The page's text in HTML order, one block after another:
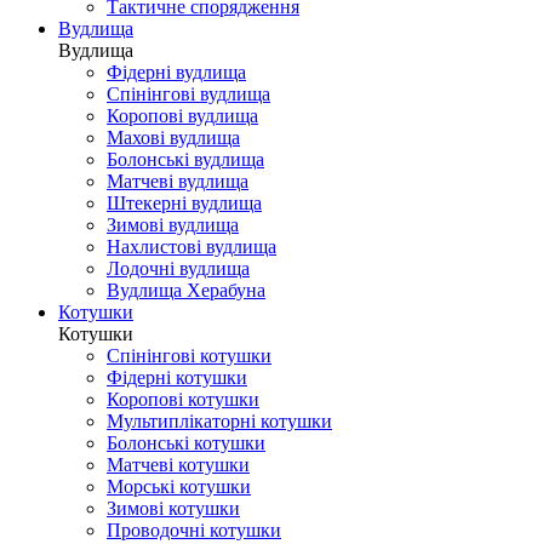
Тактичне спорядження
Вудлища
Вудлища
Фідерні вудлища
Спінінгові вудлища
Коропові вудлища
Махові вудлища
Болонські вудлища
Матчеві вудлища
Штекерні вудлища
Зимові вудлища
Нахлистові вудлища
Лодочні вудлища
Вудлища Херабуна
Котушки
Котушки
Спінінгові котушки
Фідерні котушки
Коропові котушки
Мультиплікаторні котушки
Болонські котушки
Матчеві котушки
Морські котушки
Зимові котушки
Проводочні котушки